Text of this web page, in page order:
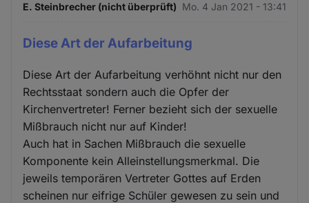
E. Steinbrecher (nicht überprüft) Mo. 4 Jan 2021 - 13:41
Diese Art der Aufarbeitung
Diese Art der Aufarbeitung verhöhnt nicht nur den
Rechtsstaat sondern auch die Opfer der
Kirchenvertreter! Ferner bezieht sich der sexuelle
Mißbrauch nicht nur auf Kinder!
Auch hat in Sachen Mißbrauch die sexuelle
Komponente kein Alleinstellungsmerkmal. Die
jeweils temporären Vertreter Gottes auf Erden
scheinen nur eifrige Schüler gewesen zu sein und